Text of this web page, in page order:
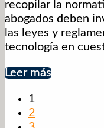
recopilar la
abogados deben
las leyes y
tecnología en
Leer más
1
2